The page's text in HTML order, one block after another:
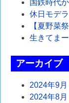
ゲ
ー
シ
ョ
ン
国鉄時代
休日モデ
【夏野菜
生きてま
アーカイブ
2024年9月
2024年8月